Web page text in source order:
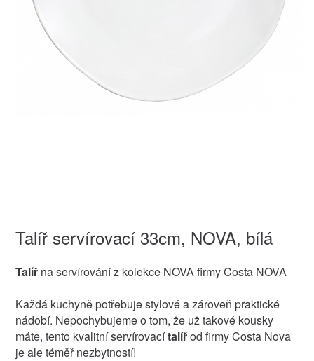
Talíř servírovací 33cm, NOVA, bílá
Talířna servírování z kolekce NOVA firmy Costa NOVA
Každá kuchyně potřebuje stylové a zároveň praktické
nádobí. Nepochybujeme o tom, že už takové kousky
máte, tento kvalitní servírovacítalířod firmy Costa Nova
je ale téměř nezbytností!